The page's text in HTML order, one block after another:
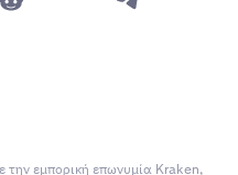
εμπορική επωνυμία Kraken,